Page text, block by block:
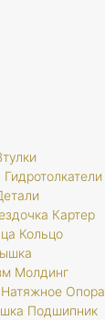
Гидротолкатели
Картер
Кольцо
Молдинг
Натяжное Опора
Подшипник